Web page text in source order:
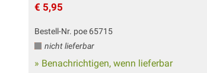
€ 5,95
Bestell-Nr. poe 65715
nicht lieferbar
» Benachrichtigen, wenn lieferbar